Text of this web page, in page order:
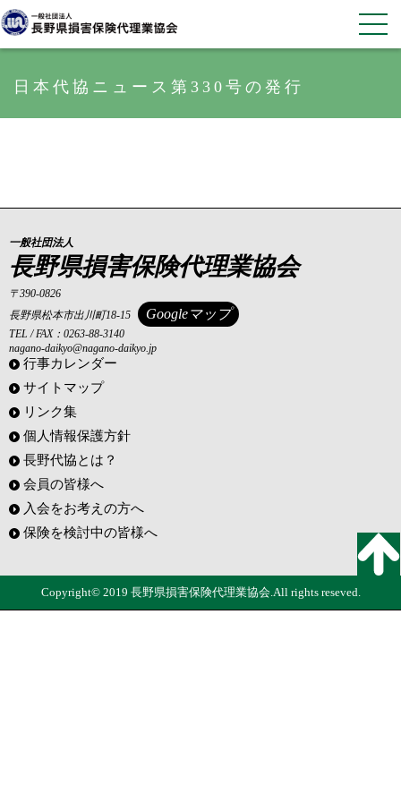
日本代協ニュース第330号の発行
一般社団法人
長野県損害保険代理業協会
〒390-0826
長野県松本市出川町18-15
Googleマップ
TEL / FAX：0263-88-3140
nagano-daikyo@nagano-daikyo.jp
行事カレンダー
サイトマップ
リンク集
個人情報保護方針
長野代協とは？
会員の皆様へ
入会をお考えの方へ
保険を検討中の皆様へ
Copyright© 2019 長野県損害保険代理業協会.All rights reseved.